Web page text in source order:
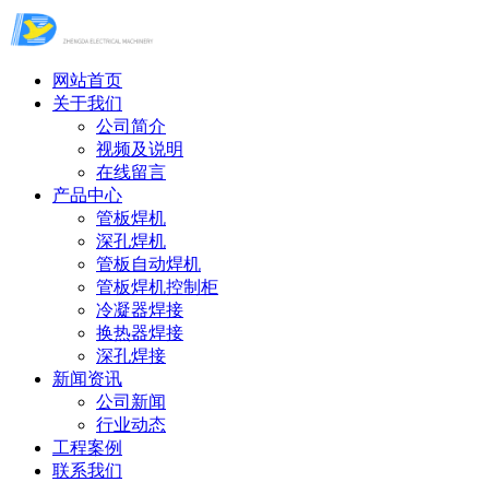
网站首页
关于我们
公司简介
视频及说明
在线留言
产品中心
管板焊机
深孔焊机
管板自动焊机
管板焊机控制柜
冷凝器焊接
换热器焊接
深孔焊接
新闻资讯
公司新闻
行业动态
工程案例
联系我们